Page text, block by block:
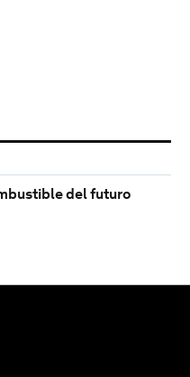
del futuro